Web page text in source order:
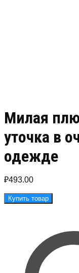
Милая
уточка в
одежде
₽493.00
Купить товар